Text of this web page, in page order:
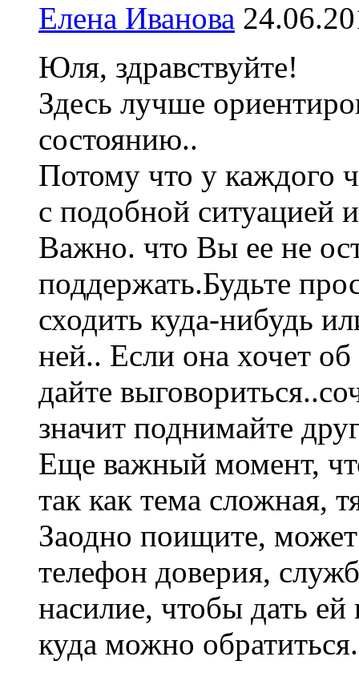
Елена Иванова
Юля, здравствуйте!
Здесь лучше
состоянию..
Потому что у каждого
с подобной ситуацией
Важно. что Вы ее не
поддержать.Будьте
сходить куда-нибудь
ней.. Если она хочет
дайте
значит поднимайте
Еще важный момент,
так как тема сложная,
Заодно поищите,
телефон доверия,
насилие, чтобы дать
куда можно обратиться.